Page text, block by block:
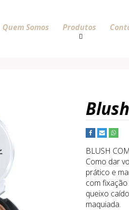
Quem Somos Produtos
BLUSH
Como dar
prático e
com
queixo
maquiada.